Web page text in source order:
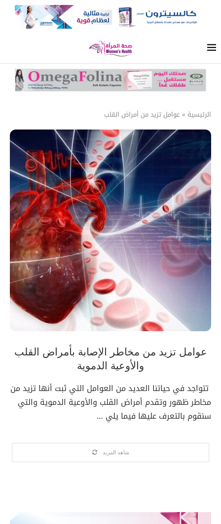
الرئيسية » عوامل تزيد من أمراض القلب
عوامل تزيد من مخاطر الإصابة بأمراض القلب
والأوعية الدموية
تتواجد في حياتنا العديد من العوامل التي ثبت أنها تزيد من
مخاطر ظهور وتقدم أمراض القلب والأوعية الدموية والتي
سنقوم بالتعرف عليها فيما يلي …
شاهد المزيد